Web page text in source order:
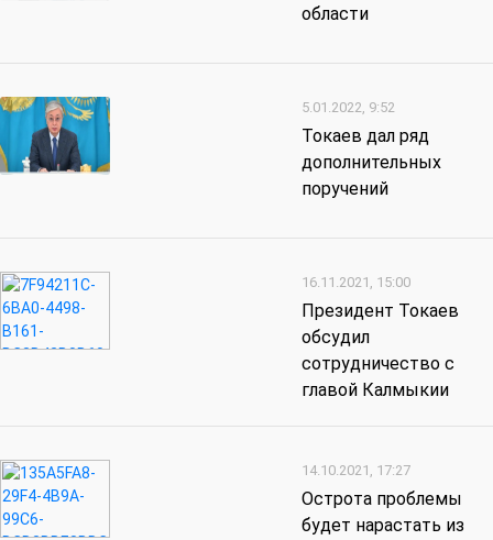
области
5.01.2022, 9:52
Токаев дал ряд
дополнительных
поручений
16.11.2021, 15:00
Президент Токаев
обсудил
сотрудничество с
главой Калмыкии
14.10.2021, 17:27
Острота проблемы
будет нарастать из